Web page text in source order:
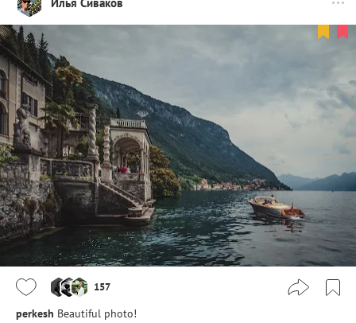
157
perkesh Beautiful photo!